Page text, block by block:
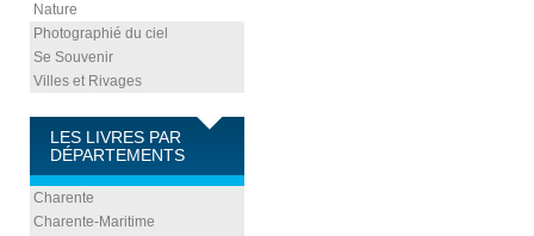
Nature
Photographié du ciel
Se Souvenir
Villes et Rivages
LES LIVRES PAR
DÉPARTEMENTS
Charente
Charente-Maritime